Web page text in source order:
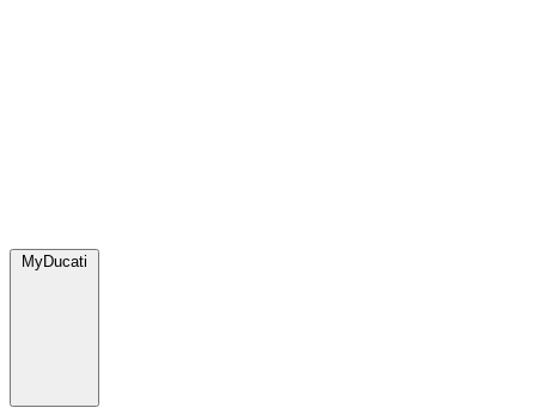
MyDucati